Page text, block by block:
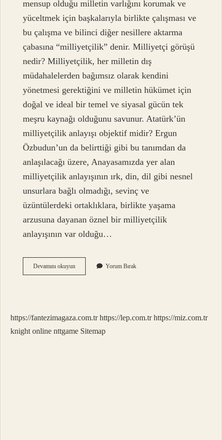
mensup olduğu milletin varlığını korumak ve
yüceltmek için başkalarıyla birlikte çalışması ve
bu çalışma ve bilinci diğer nesillere aktarma
çabasına “milliyetçilik” denir. Milliyetçi görüşü
nedir? Milliyetçilik, her milletin dış
müdahalelerden bağımsız olarak kendini
yönetmesi gerektiğini ve milletin hükümet için
doğal ve ideal bir temel ve siyasal gücün tek
meşru kaynağı olduğunu savunur. Atatürk’ün
milliyetçilik anlayışı objektif midir? Ergun
Özbudun’un da belirttiği gibi bu tanımdan da
anlaşılacağı üzere, Anayasamızda yer alan
milliyetçilik anlayışının ırk, din, dil gibi nesnel
unsurlara bağlı olmadığı, sevinç ve
üzüntülerdeki ortaklıklara, birlikte yaşama
arzusuna dayanan öznel bir milliyetçilik
anlayışının var olduğu…
Devamını okuyunAtatürk
Neden
Yorum Bırak
https://fantezimagaza.com.tr https://lep.com.tr https://miz.com.tr
knight online nttgame Sitemap